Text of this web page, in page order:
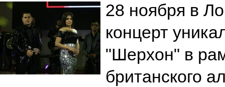
28 ноября в
концерт
"Шерхон" в
британского